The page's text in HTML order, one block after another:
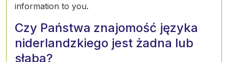
information to you.
Czy Państwa znajomość języka
niderlandzkiego jest żadna lub
słaba?